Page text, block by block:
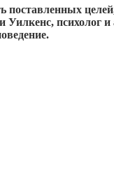
психолог